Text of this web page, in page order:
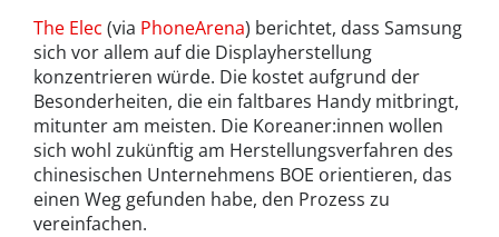
The Elec (via PhoneArena) berichtet, dass Samsung
sich vor allem auf die Displayherstellung
konzentrieren würde. Die kostet aufgrund der
Besonderheiten, die ein faltbares Handy mitbringt,
mitunter am meisten. Die Koreaner:innen wollen
sich wohl zukünftig am Herstellungsverfahren des
chinesischen Unternehmens BOE orientieren, das
einen Weg gefunden habe, den Prozess zu
vereinfachen.